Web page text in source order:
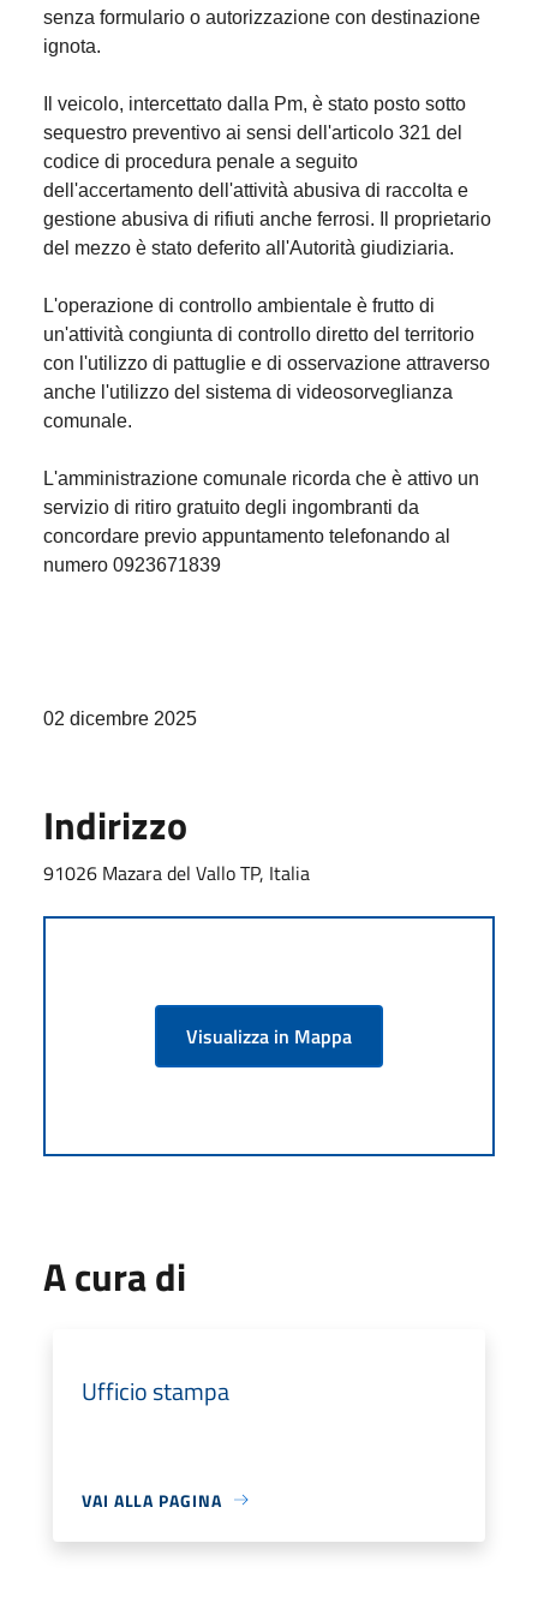
senza formulario o autorizzazione con destinazione
ignota.
Il veicolo, intercettato dalla Pm, è stato posto sotto
sequestro preventivo ai sensi dell'articolo 321 del
codice di procedura penale a seguito
dell'accertamento dell'attività abusiva di raccolta e
gestione abusiva di rifiuti anche ferrosi. Il proprietario
del mezzo è stato deferito all'Autorità giudiziaria.
L'operazione di controllo ambientale è frutto di
un'attività congiunta di controllo diretto del territorio
con l'utilizzo di pattuglie e di osservazione attraverso
anche l'utilizzo del sistema di videosorveglianza
comunale.
L'amministrazione comunale ricorda che è attivo un
servizio di ritiro gratuito degli ingombranti da
concordare previo appuntamento telefonando al
numero 0923671839
02 dicembre 2025
Indirizzo
91026 Mazara del Vallo TP, Italia
Visualizza in Mappa
A cura di
Ufficio stampa
VAI ALLA PAGINA